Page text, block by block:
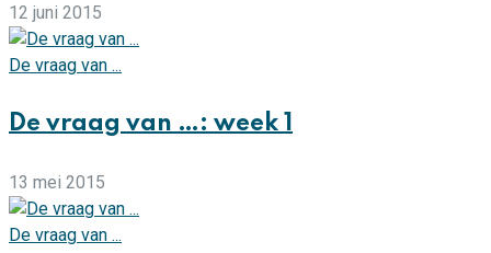
12 juni 2015
De vraag van ...
De vraag van …: week 1
13 mei 2015
De vraag van ...